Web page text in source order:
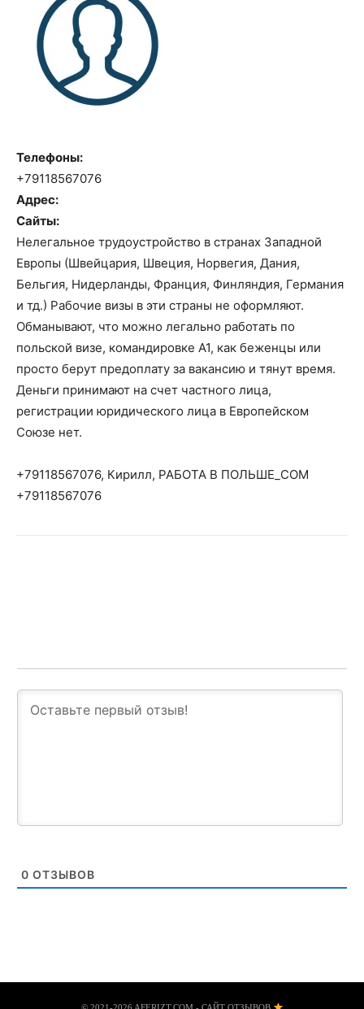
Телефоны:
+79118567076
Адрес:
Сайты:
Нелегальное трудоустройство в странах Западной
Европы (Швейцария, Швеция, Норвегия, Дания,
Бельгия, Нидерланды, Франция, Финляндия, Германия
и тд.) Рабочие визы в эти страны не оформляют.
Обманывают, что можно легально работать по
польской визе, командировке А1, как беженцы или
просто берут предоплату за вакансию и тянут время.
Деньги принимают на счет частного лица,
регистрации юридического лица в Европейском
Союзе нет.
+79118567076, Кирилл, РАБОТА В ПОЛЬШЕ_COM
+79118567076
0 ОТЗЫВОВ